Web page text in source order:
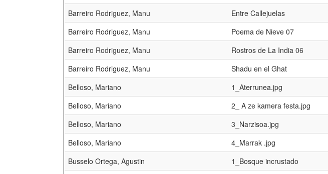
Barreiro Rodriguez, Manu
Entre Callejuelas
Barreiro Rodriguez, Manu
Poema de Nieve 07
Barreiro Rodriguez, Manu
Rostros de La India 06
Barreiro Rodriguez, Manu
Shadu en el Ghat
Belloso, Mariano
1_Aterrunea.jpg
Belloso, Mariano
2_ A ze kamera festa.jpg
Belloso, Mariano
3_Narzisoa.jpg
Belloso, Mariano
4_Marrak .jpg
Busselo Ortega, Agustin
1_Bosque incrustado